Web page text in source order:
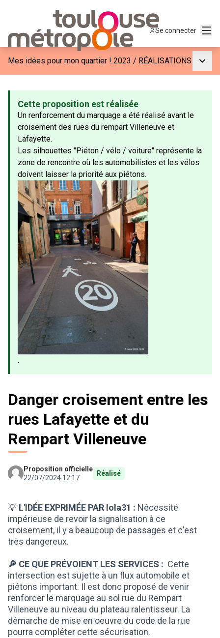
Se connecter
Mes idées pour mon quartier ! 2023 / RÉALISATIONS
Cette proposition est réalisée
Un renforcement du marquage a été réalisé avant le
croisement des rues du rempart Villeneuve et
Lafayette.
Les silhouettes "Piéton / vélo / voiture" représente la
zone de rencontre où les automobilistes et les vélos
doivent laisser la priorité aux piétons.
.
Danger croisement entre les
rues Lafayette et du
Rempart Villeneuve
Proposition officielle
22/07/2024 12:17
Réalisé
💡 L'IDÉE EXPRIMÉE PAR lola31 : Nécessité
impérieuse de revoir la signalisation à ce
croisement, il y a beaucoup de passages et c'est
très dangereux.
🔎 CE QUE PRÉVOIENT LES SERVICES : Cette
intersection est sujette à un flux automobile et
piétons important. Il est donc proposé de venir
renforcer le marquage au sol rue du Rempart
Villeneuve au niveau du plateau ralentisseur. La
démarche de mise en oeuvre du code de la rue
pourra compléter cette sécurisation.